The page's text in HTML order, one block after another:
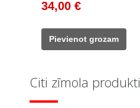
Original
was:
785,00 €.
34,00 €Current
Pievienot grozam
Citi zīmola produkti